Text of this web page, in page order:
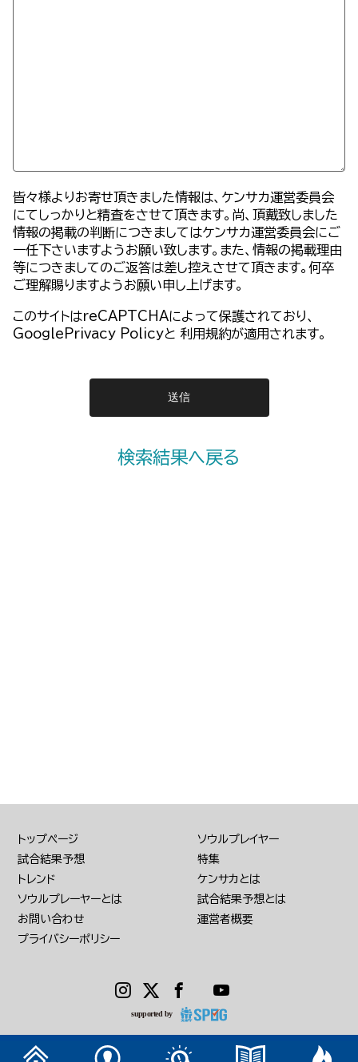
皆々様よりお寄せ頂きました情報は、ケンサカ運営委員会
にてしっかりと精査をさせて頂きます。尚、頂戴致しました
情報の掲載の判断につきましてはケンサカ運営委員会にご
一任下さいますようお願い致します。また、情報の掲載理由
等につきましてのご返答は差し控えさせて頂きます。何卒
ご理解賜りますようお願い申し上げます。
このサイトはreCAPTCHAによって保護されており、
GooglePrivacy Policyと 利用規約が適用されます。
検索結果へ戻る
トップページ
ソウルプレイヤー
試合結果予想
特集
トレンド
ケンサカとは
ソウルプレーヤーとは
試合結果予想とは
お問い合わせ
運営者概要
プライバシーポリシー